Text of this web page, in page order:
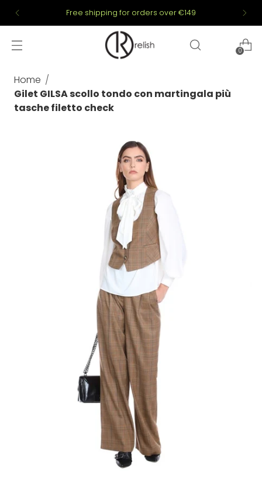
Free shipping for orders over €149
0
Home
Gilet GILSA scollo tondo con martingala più
tasche filetto check